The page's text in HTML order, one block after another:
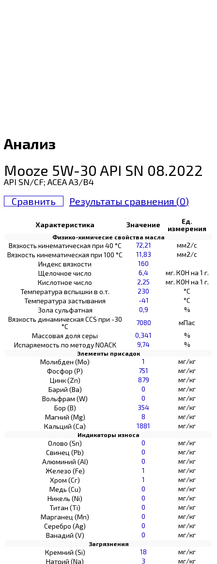
Анализ
Mooze 5W-30 API SN 08.2022
API SN/CF; ACEA A3/B4
Сравнить Результаты сравнения (0)
Характеристика Значение
Ед.
измерения
Физико-химичесие свойства масла
Вязкость кинематическая при 40 °С 72,21
мм2/с
Вязкость кинематическая при 100 °С
11,83
мм2/с
Индекс вязкости
160
Щелочное число
6,4
мг. КОН на 1 г.
Кислотное число
2,25
мг. КОН на 1 г.
Температура вспышки в о.т.
230
°C
Температура застывания
-41
°C
Зола сульфатная
0,9
%
Вязкость динамическая CCS при -30
°С
7080
мПас
Массовая доля серы
0,341
%
Испаряемость по методу NOACK
9,74 %
Элементы присадок
Молибден (Мо) 1
мг/кг
Фосфор (Р)
751
мг/кг
Цинк (Zn)
879
мг/кг
Барий (Ва)
0
мг/кг
Вольфрам (W)
0
мг/кг
Бор (В)
354
мг/кг
Магний (Mg)
8
мг/кг
Кальций (Са)
1881 мг/кг
Индикаторы износа
Олово (Sn) 0
мг/кг
Свинец (Pb)
0
мг/кг
Алюминий (AI)
0
мг/кг
Железо (Fe)
1
мг/кг
Хром (Сг)
1
мг/кг
Медь (Cu)
0
мг/кг
Никель (Ni)
0
мг/кг
Титан (Ti)
0
мг/кг
Марганец (Mn)
0
мг/кг
Серебро (Ag)
0
мг/кг
Ванадий (V)
0 мг/кг
Загрязнения
Кремний (Si) 18
мг/кг
Натрий (Na)
3
мг/кг